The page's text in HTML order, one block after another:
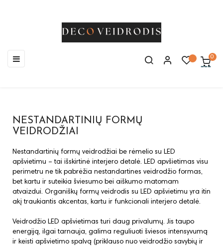
Toggle
navigation
☰ 0
NESTANDARTINIŲ FORMŲ
VEIDRODŽIAI
Nestandartinių formų veidrodžiai be rėmelio su LED
apšvietimu – tai išskirtinė interjero detalė. LED apvšietimas visu
perimetru ne tik pabrėžia nestandartines veidrodžio formas,
bet kartu ir suteikia šviesumo bei aiškumo matomam
atvaizdui. Organiškų formų veidrodis su LED apšvietimu yra itin
akį traukiantis akcentas, kartu ir funkcionali interjero detalė.
Veidrodžio LED apšvietimas turi daug privalumų. Jis taupo
energiją, ilgai tarnauja, galima reguliuoti šviesos intensyvumą
ir keisti apšvietimo spalvą (priklauso nuo veidrodžio savybių ir